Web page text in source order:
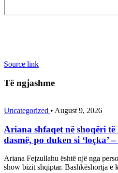
Source link
Të ngjashme
Uncategorized • August 9, 2026
Ariana shfaqet në shoqëri
dasmë, po duken si ‘loçka’
Ariana Fejzullahu është një nga
show bizit shqiptar. Bashkëshortja